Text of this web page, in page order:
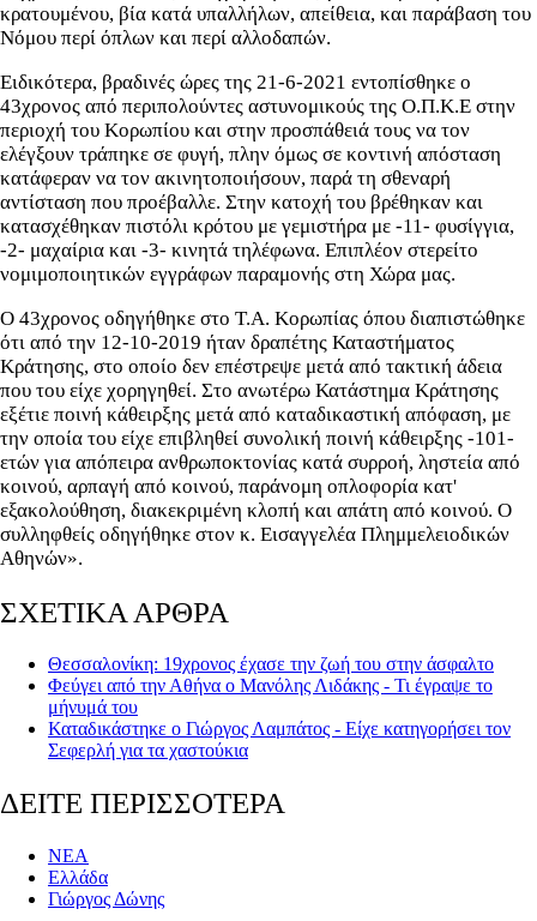
κρατουμένου, βία κατά υπαλλήλων, απείθεια, και παράβαση του
Νόμου περί όπλων και περί αλλοδαπών.
Ειδικότερα, βραδινές ώρες της 21-6-2021 εντοπίσθηκε ο
43χρονος από περιπολούντες αστυνομικούς της Ο.Π.Κ.Ε στην
περιοχή του Κορωπίου και στην προσπάθειά τους να τον
ελέγξουν τράπηκε σε φυγή, πλην όμως σε κοντινή απόσταση
κατάφεραν να τον ακινητοποιήσουν, παρά τη σθεναρή
αντίσταση που προέβαλλε. Στην κατοχή του βρέθηκαν και
κατασχέθηκαν πιστόλι κρότου με γεμιστήρα με -11- φυσίγγια,
-2- μαχαίρια και -3- κινητά τηλέφωνα. Επιπλέον στερείτο
νομιμοποιητικών εγγράφων παραμονής στη Χώρα μας.
Ο 43χρονος οδηγήθηκε στο Τ.Α. Κορωπίας όπου διαπιστώθηκε
ότι από την 12-10-2019 ήταν δραπέτης Καταστήματος
Κράτησης, στο οποίο δεν επέστρεψε μετά από τακτική άδεια
που του είχε χορηγηθεί. Στο ανωτέρω Κατάστημα Κράτησης
εξέτιε ποινή κάθειρξης μετά από καταδικαστική απόφαση, με
την οποία του είχε επιβληθεί συνολική ποινή κάθειρξης -101-
ετών για απόπειρα ανθρωποκτονίας κατά συρροή, ληστεία από
κοινού, αρπαγή από κοινού, παράνομη οπλοφορία κατ'
εξακολούθηση, διακεκριμένη κλοπή και απάτη από κοινού. Ο
συλληφθείς οδηγήθηκε στον κ. Εισαγγελέα Πλημμελειοδικών
Αθηνών».
ΣΧΕΤΙΚΑ ΑΡΘΡΑ
Θεσσαλονίκη: 19χρονος έχασε την ζωή του στην άσφαλτο
Φεύγει από την Αθήνα ο Μανόλης Λιδάκης - Τι έγραψε το
μήνυμά του
Καταδικάστηκε ο Γιώργος Λαμπάτος - Είχε κατηγορήσει τον
Σεφερλή για τα χαστούκια
ΔΕΙΤΕ ΠΕΡΙΣΣΟΤΕΡΑ
ΝΕΑ
Ελλάδα
Γιώργος Δώνης